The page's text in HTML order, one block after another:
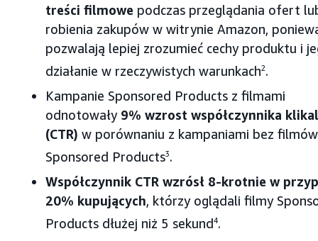
treści filmowe podczas przeglądania ofert
robienia zakupów w witrynie Amazon,
pozwalają lepiej zrozumieć cechy produktu i
działanie w rzeczywistych warunkach2.
Kampanie Sponsored Products z filmami
odnotowały 9% wzrost współczynnika
(CTR) w porównaniu z kampaniami bez filmów
Sponsored Products3.
Współczynnik CTR wzrósł 8-krotnie w
20% kupujących, którzy oglądali filmy
Products dłużej niż 5 sekund4.